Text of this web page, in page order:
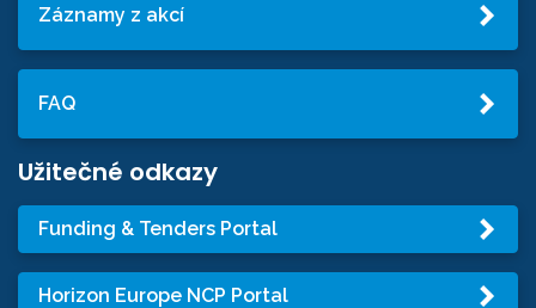
Záznamy z akcí
FAQ
Užitečné odkazy
Funding & Tenders Portal
Horizon Europe NCP Portal